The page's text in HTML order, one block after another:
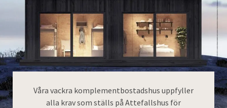
Våra vackra komplementbostadshus uppfyller
alla krav som ställs på Attefallshus för